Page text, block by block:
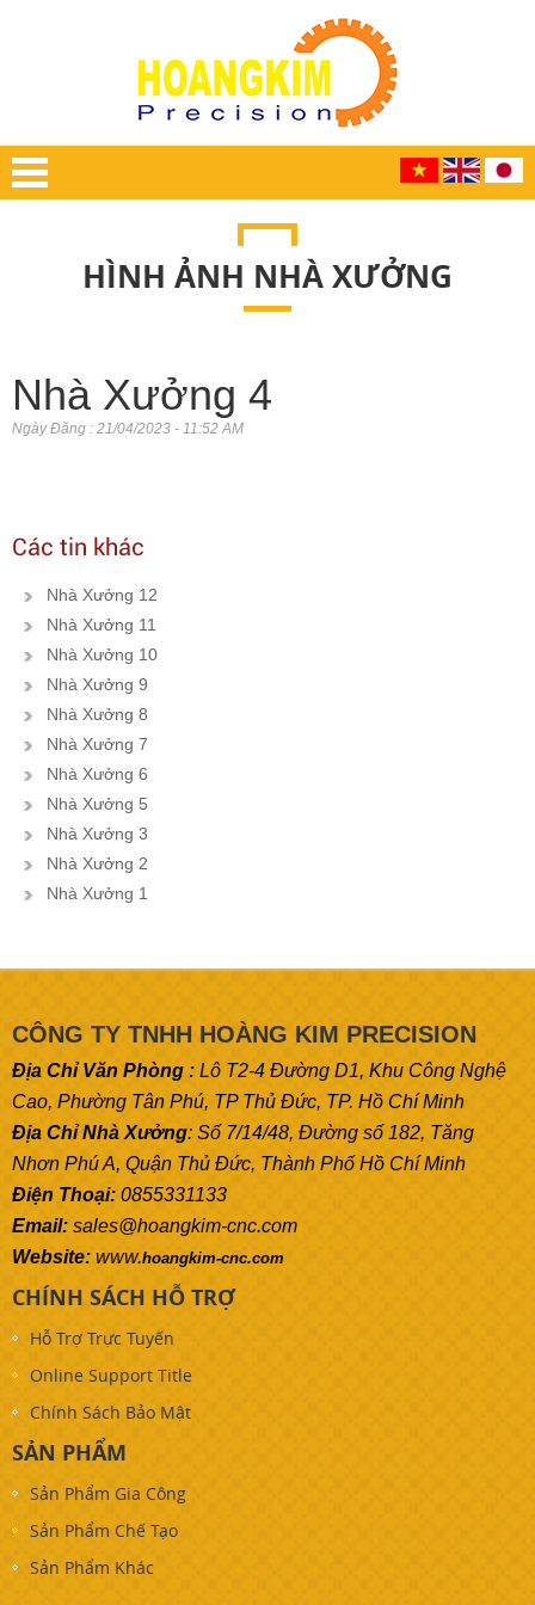
HÌNH ẢNH NHÀ XƯỞNG
Nhà Xưởng 4
Ngày Đăng : 21/04/2023 - 11:52 AM
Các tin khác
Nhà Xưởng 12
Nhà Xưởng 11
Nhà Xưởng 10
Nhà Xưởng 9
Nhà Xưởng 8
Nhà Xưởng 7
Nhà Xưởng 6
Nhà Xưởng 5
Nhà Xưởng 3
Nhà Xưởng 2
Nhà Xưởng 1
CÔNG TY TNHH HOÀNG KIM PRECISION
Địa Chỉ Văn Phòng : Lô T2-4 Đường D1, Khu Công Nghệ
Cao, Phường Tân Phú, TP Thủ Đức, TP. Hồ Chí Minh
Địa Chỉ Nhà Xưởng: Số 7/14/48, Đường số 182, Tăng
Nhơn Phú A, Quận Thủ Đức, Thành Phố Hồ Chí Minh
Điện Thoại: 0855331133
Email: sales@hoangkim-cnc.com
Website: www.hoangkim-cnc.com
CHÍNH SÁCH HỖ TRỢ
Hỗ Trợ Trực Tuyến
Online Support Title
Chính Sách Bảo Mật
SẢN PHẨM
Sản Phẩm Gia Công
Sản Phẩm Chế Tạo
Sản Phẩm Khác